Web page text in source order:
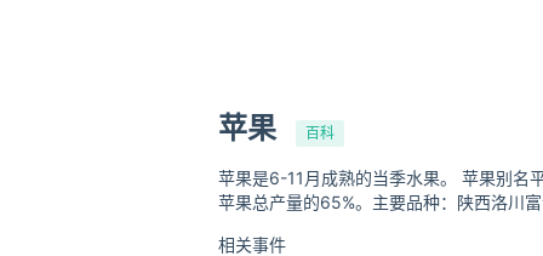
苹果 百科
苹果是6-11月成熟的当季水果。 苹果别名
苹果总产量的65%。主要品种：陕西洛川
相关事件